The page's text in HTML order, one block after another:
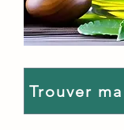
Trouver